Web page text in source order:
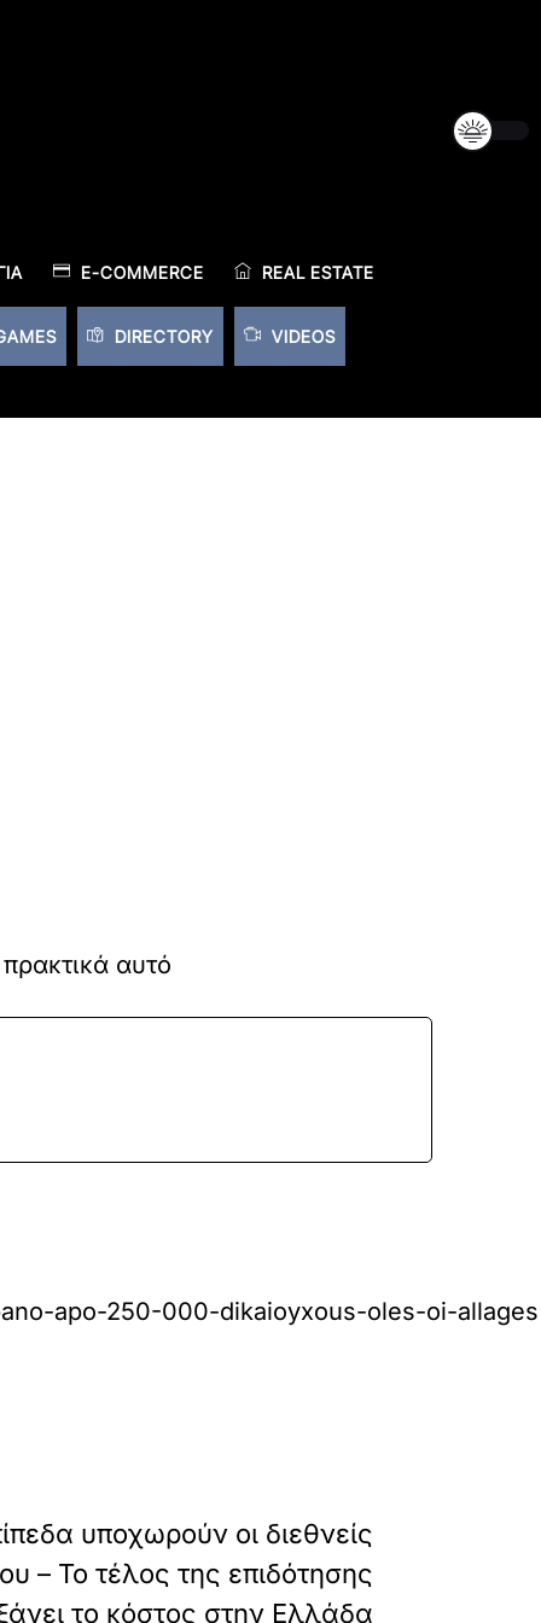
E-COMMERCE REAL ESTATE
DIRECTORY VIDEOS
αυτό
apo-250-000-dikaioyxous-oles-oi-allages
υποχωρούν οι διεθνείς
– Το τέλος της επιδότησης
το κόστος στην Ελλάδα